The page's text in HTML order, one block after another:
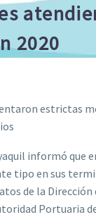
2020
estrictas
informó que
tipo en sus
de la
Portuaria